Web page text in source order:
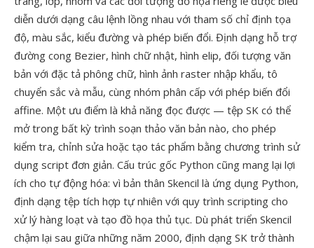
diễn dưới dạng câu lệnh lồng nhau với tham số chỉ định tọa
độ, màu sắc, kiểu đường và phép biến đổi. Định dạng hỗ trợ
đường cong Bezier, hình chữ nhật, hình elip, đối tượng văn
bản với đặc tả phông chữ, hình ảnh raster nhập khẩu, tô
chuyển sắc và mẫu, cùng nhóm phân cấp với phép biến đổi
affine. Một ưu điểm là khả năng đọc được — tệp SK có thể
mở trong bất kỳ trình soạn thảo văn bản nào, cho phép
kiểm tra, chỉnh sửa hoặc tạo tác phẩm bằng chương trình sử
dụng script đơn giản. Cấu trúc gốc Python cũng mang lại lợi
ích cho tự động hóa: vì bản thân Skencil là ứng dụng Python,
định dạng tệp tích hợp tự nhiên với quy trình scripting cho
xử lý hàng loạt và tạo đồ họa thủ tục. Dù phát triển Skencil
chậm lại sau giữa những năm 2000, định dạng SK trở thành